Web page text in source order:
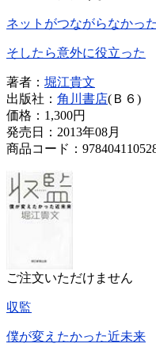
ネットがつながらなかっ
そしたら意外に役立った
著者： 堀江貴文
出版社： 角川書店(Ｂ６)
価格： 1,300円
発売日：2013年08月
商品コード：
ご注文いただけません
収監
僕が変えたかった近未来